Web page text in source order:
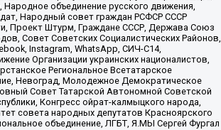
объединение русского движения,
Народный совет граждан РСФСР СССР
Проект Штурм, Граждане СССР, Держава Союз
Совет Советских Социалистических Районов,
Instagram, WhatsApp, СИЧ-С14,
Организации украинских националистов,
Региональное Всетатарское
Невоград, Молодежное Демократическое
Совет Татарской Автономной Советской
Конгресс ойрат-калмыцкого народа,
совета народных депутатов Красноярского
объединение, ЛГБТ, Я.МЫ Сергей Фургал